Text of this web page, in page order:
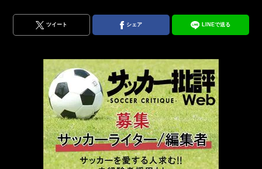
ツイート シェア LINEで送る